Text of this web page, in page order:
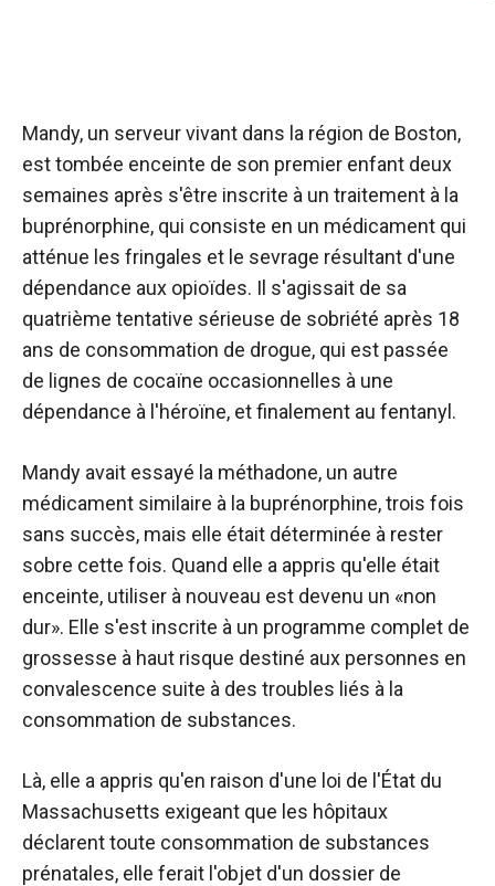
Mandy, un serveur vivant dans la région de Boston,
est tombée enceinte de son premier enfant deux
semaines après s'être inscrite à un traitement à la
buprénorphine, qui consiste en un médicament qui
atténue les fringales et le sevrage résultant d'une
dépendance aux opioïdes. Il s'agissait de sa
quatrième tentative sérieuse de sobriété après 18
ans de consommation de drogue, qui est passée
de lignes de cocaïne occasionnelles à une
dépendance à l'héroïne, et finalement au fentanyl.
Mandy avait essayé la méthadone, un autre
médicament similaire à la buprénorphine, trois fois
sans succès, mais elle était déterminée à rester
sobre cette fois. Quand elle a appris qu'elle était
enceinte, utiliser à nouveau est devenu un «non
dur». Elle s'est inscrite à un programme complet de
grossesse à haut risque destiné aux personnes en
convalescence suite à des troubles liés à la
consommation de substances.
Là, elle a appris qu'en raison d'une loi de l'État du
Massachusetts exigeant que les hôpitaux
déclarent toute consommation de substances
prénatales, elle ferait l'objet d'un dossier de